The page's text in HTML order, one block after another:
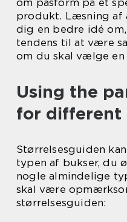
om pasform på et
produkt. Læsning af
dig en bedre idé
tendens til at være
om du skal vælge
Using the
for different
Størrelsesguiden
typen af bukser, du
nogle almindelige
skal være
størrelsesguiden: